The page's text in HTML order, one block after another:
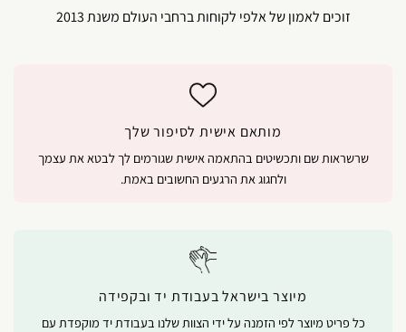
זוכים לאמון של אלפי לקוחות ברחבי העולם משנת 2013
מותאם אישית לסיפור שלך
שרשראות שם ותכשיטים בהתאמה אישית שגורמים לך לבטא את עצמך
ולחגוג את הרגעים החשובים באמת.
מיוצר בישראל בעבודת יד ובקפידה
כל פריט מיוצר לפי הזמנה על ידי הצוות שלנו בעבודת יד מוקפדת עם